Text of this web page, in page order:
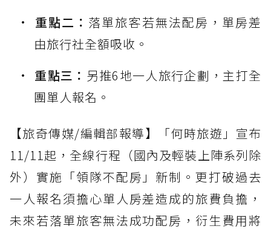
重點二： 落單旅客若無法配房，單房差
由旅行社全額吸收。
重點三： 另推6地一人旅行企劃，主打全
團單人報名。
【旅奇傳媒/編輯部報導】「何時旅遊」宣布
11/11起，全線行程（國內及輕裝上陣系列除
外）實施「領隊不配房」新制。更打破過去
一人報名須擔心單人房差造成的旅費負擔，
未來若落單旅客無法成功配房，衍生費用將